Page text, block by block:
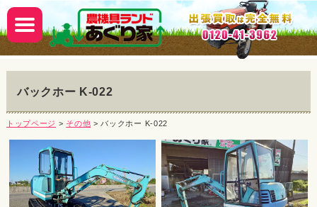
バックホー K-022
トップページ > その他 > バックホー K-022